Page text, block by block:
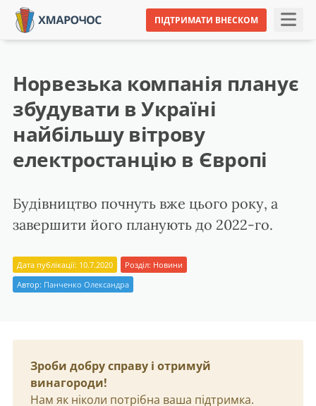
ПІДТРИМАТИ ВНЕСКОМ
Норвезька компанія планує
збудувати в Україні
найбільшу вітрову
електростанцію в Європі
Будівництво почнуть вже цього року, а
завершити його планують до 2022-го.
Дата публікації: 10.7.2020 Розділ: Новини
Автор: Панченко Олександра
Зроби добру справу і отримуй
винагороди!
Нам як ніколи потрібна ваша підтримка.